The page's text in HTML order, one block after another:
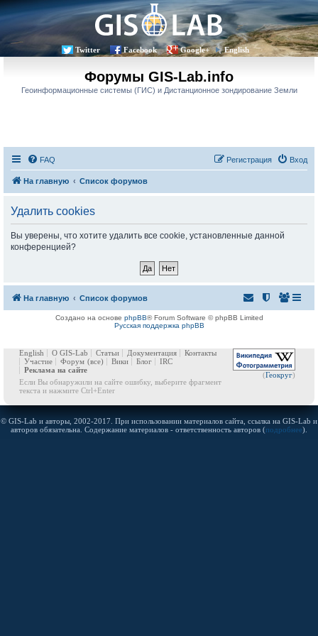
Twitter Facebook Google+ English
Форумы GIS-Lab.info
Геоинформационные системы (ГИС) и Дистанционное зондирование Земли
FAQ Вход
Регистрация
На главную Список форумов
Удалить cookies
Вы уверены, что хотите удалить все cookie, установленные данной
конференцией?
На главную Список форумов
Создано на основе phpBB® Forum Software © phpBB Limited
Русская поддержка phpBB
(Геокруг)
English О GIS-Lab Статьи Документация
Контакты
Участие
Форум (все) Вики Блог
IRC
Реклама на сайте
Если Вы обнаружили на сайте ошибку, выберите фрагмент
текста и нажмите Ctrl+Enter
© GIS-Lab и авторы, 2002-2017. При использовании материалов сайта, ссылка на GIS-Lab и
авторов обязательна. Содержание материалов - ответственность авторов (подробнее).